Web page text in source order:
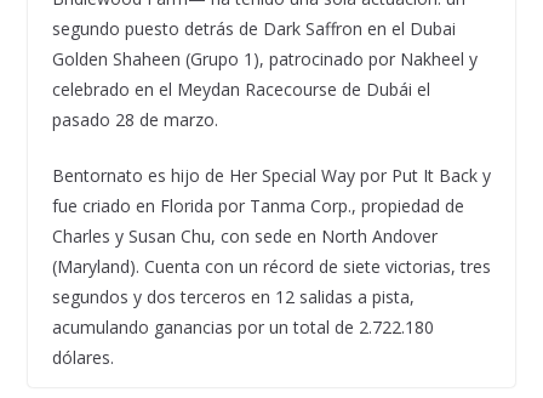
segundo puesto detrás de Dark Saffron en el Dubai
Golden Shaheen (Grupo 1), patrocinado por Nakheel y
celebrado en el Meydan Racecourse de Dubái el
pasado 28 de marzo.
Bentornato es hijo de Her Special Way por Put It Back y
fue criado en Florida por Tanma Corp., propiedad de
Charles y Susan Chu, con sede en North Andover
(Maryland). Cuenta con un récord de siete victorias, tres
segundos y dos terceros en 12 salidas a pista,
acumulando ganancias por un total de 2.722.180
dólares.